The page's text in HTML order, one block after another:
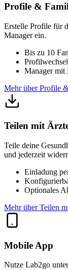
Profile &
Erstelle Profile für
Manager ein.
Bis zu 10
Manager mit
Mehr über Profile
Teilen mit
Teile deine
und jederzeit
Einladung
Optionales
Mehr über Teilen
Mobile App
Nutze Lab2go